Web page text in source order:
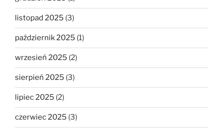
listopad 2025 (3)
październik 2025 (1)
wrzesień 2025 (2)
sierpień 2025 (3)
lipiec 2025 (2)
czerwiec 2025 (3)